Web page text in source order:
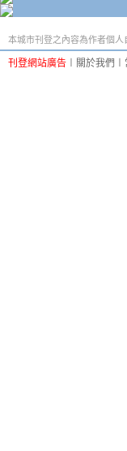
本城市刊登之內容為作者個人
刊登網站廣告 關於我們